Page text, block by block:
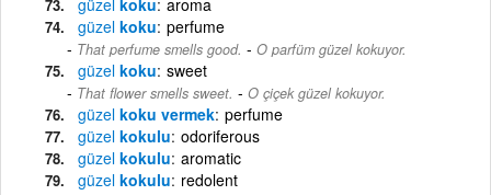
güzel koku perfume
That perfume smells good. - O parfüm güzel kokuyor.
güzel koku sweet
That flower smells sweet. - O çiçek güzel kokuyor.
güzel koku vermek perfume
güzel kokulu odoriferous
güzel kokulu aromatic
güzel kokulu redolent